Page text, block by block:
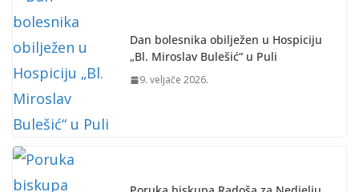
Dan bolesnika obilježen u Hospiciju
„Bl. Miroslav Bulešić“ u Puli
9. veljače 2026.